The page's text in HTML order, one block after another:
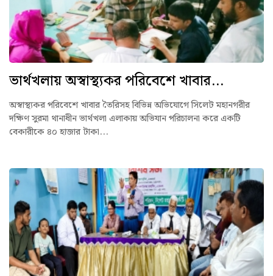
ভার্থখলায় অস্বাস্থ্যকর পরিবেশে খাবার...
অস্বাস্থ্যকর পরিবেশে খাবার তৈরিসহ বিভিন্ন অভিযোগে সিলেট মহানগরীর
দক্ষিণ সুরমা থানাধীন ভার্থখলা এলাকায় অভিযান পরিচালনা করে একটি
বেকারীকে ৪০ হাজার টাকা...